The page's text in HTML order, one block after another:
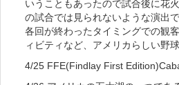
いうこともあったので試合後に花
の試合では見られないような演出
各回が終わったタイミングでの観
ィビティなど、アメリカらしい野
4/25 FFE(Findlay First